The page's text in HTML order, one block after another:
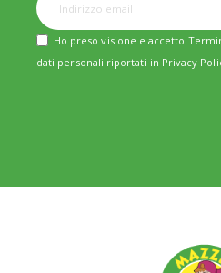
Ho preso visione e accetto
dati personali riportati in Privacy